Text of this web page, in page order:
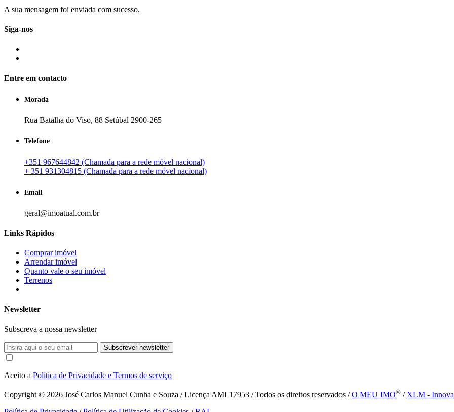
A sua mensagem foi enviada com sucesso.
Siga-nos
Entre em contacto
Morada
Rua Batalha do Viso, 88 Setúbal 2900-265
Telefone
+351 967644842 (Chamada para a rede móvel nacional)
+ 351 931304815 (Chamada para a rede móvel nacional)
Email
geral@imoatual.com.br
Links Rápidos
Comprar imóvel
Arrendar imóvel
Quanto vale o seu imóvel
Terrenos
Newsletter
Subscreva a nossa newsletter
Subscrever newsletter
Aceito a Política de Privacidade e Termos de serviço
Copyright © 2026 José Carlos Manuel Cunha e Souza / Licença AMI 17953 / Todos os direitos reservados /O MEU IMO® / XLM -